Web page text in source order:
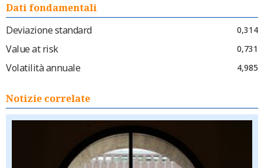
Dati fondamentali
Deviazione standard
0,314
Value at risk 0,731
Volatilità annuale 4,985
Notizie correlate